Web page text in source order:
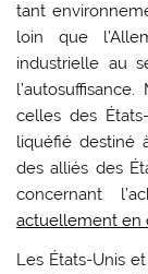
tant
loin que
industrielle au
celles des
liquéfié destiné
des alliés des
concernant
actuellement en
Les États-Unis